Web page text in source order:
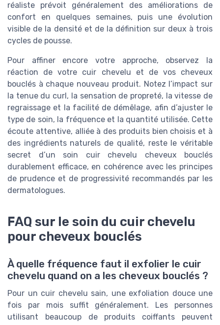
réaliste prévoit généralement des améliorations de
confort en quelques semaines, puis une évolution
visible de la densité et de la définition sur deux à trois
cycles de pousse.
Pour affiner encore votre approche, observez la
réaction de votre cuir chevelu et de vos cheveux
bouclés à chaque nouveau produit. Notez l’impact sur
la tenue du curl, la sensation de propreté, la vitesse de
regraissage et la facilité de démêlage, afin d’ajuster le
type de soin, la fréquence et la quantité utilisée. Cette
écoute attentive, alliée à des produits bien choisis et à
des ingrédients naturels de qualité, reste le véritable
secret d’un soin cuir chevelu cheveux bouclés
durablement efficace, en cohérence avec les principes
de prudence et de progressivité recommandés par les
dermatologues.
FAQ sur le soin du cuir chevelu
pour cheveux bouclés
À quelle fréquence faut il exfolier le cuir
chevelu quand on a les cheveux bouclés ?
Pour un cuir chevelu sain, une exfoliation douce une
fois par mois suffit généralement. Les personnes
utilisant beaucoup de produits coiffants peuvent